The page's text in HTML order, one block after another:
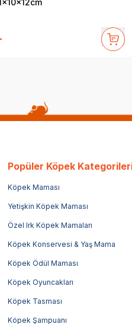
Popüler Köpek
Köpek Maması
Yetişkin Köpek Maması
Özel Irk Köpek Mamaları
Köpek Konservesi & Yaş Mama
Köpek Ödül Maması
Köpek Oyuncakları
Köpek Tasması
Köpek Şampuanı